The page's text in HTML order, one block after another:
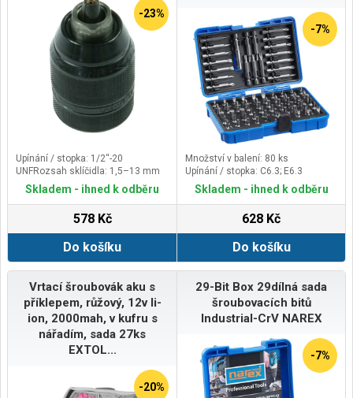
-23%
Upínání / stopka: 1/2“-20
UNFRozsah sklíčidla: 1,5–13 mm
Skladem - ihned k odběru
578 Kč
Do košíku
-7%
Množství v balení: 80 ks
Upínání / stopka: C6.3; E6.3
Skladem - ihned k odběru
628 Kč
Do košíku
Vrtací šroubovák aku s
příklepem, růžový, 12v li-
ion, 2000mah, v kufru s
nářadím, sada 27ks
EXTOL...
-20%
29-Bit Box 29dílná sada
šroubovacích bitů
Industrial-CrV NAREX
-7%